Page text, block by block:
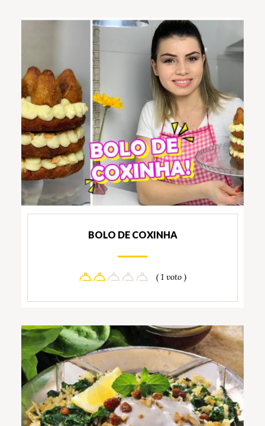
BOLO DE COXINHA
( 1 voto )